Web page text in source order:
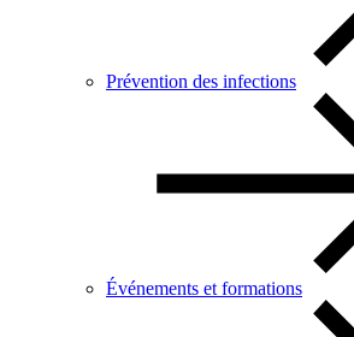
Prévention des infections
Événements et formations